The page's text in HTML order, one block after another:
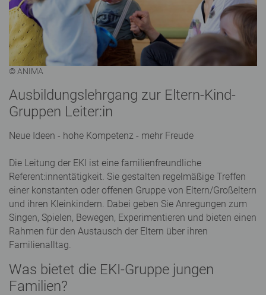
© ANIMA
Ausbildungslehrgang zur Eltern-Kind-
Gruppen Leiter:in
Neue Ideen - hohe Kompetenz - mehr Freude
Die Leitung der EKI ist eine familienfreundliche
Referent:innentätigkeit. Sie gestalten regelmäßige Treffen
einer konstanten oder offenen Gruppe von Eltern/Großeltern
und ihren Kleinkindern. Dabei geben Sie Anregungen zum
Singen, Spielen, Bewegen, Experimentieren und bieten einen
Rahmen für den Austausch der Eltern über ihren
Familienalltag.
Was bietet die EKI-Gruppe jungen
Familien?